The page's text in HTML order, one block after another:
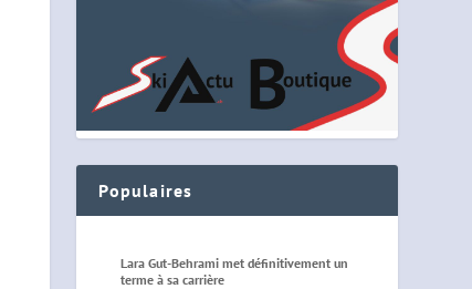
Populaires
Lara Gut-Behrami met définitivement un
terme à sa carrière